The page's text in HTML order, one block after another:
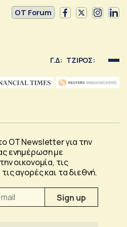
OT Forum
Γ.Δ: ΤΖΙΡΟΣ:
OT Newsletter για την
ενημέρωση με
οικονομία, τις
αγορές και τα διεθνή.